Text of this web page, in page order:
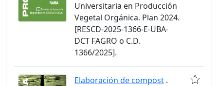
Universitaria en Producción
Vegetal Orgánica. Plan 2024.
[RESCD-2025-1366-E-UBA-
DCT FAGRO o C.D.
1366/2025].
Elaboración de compost .